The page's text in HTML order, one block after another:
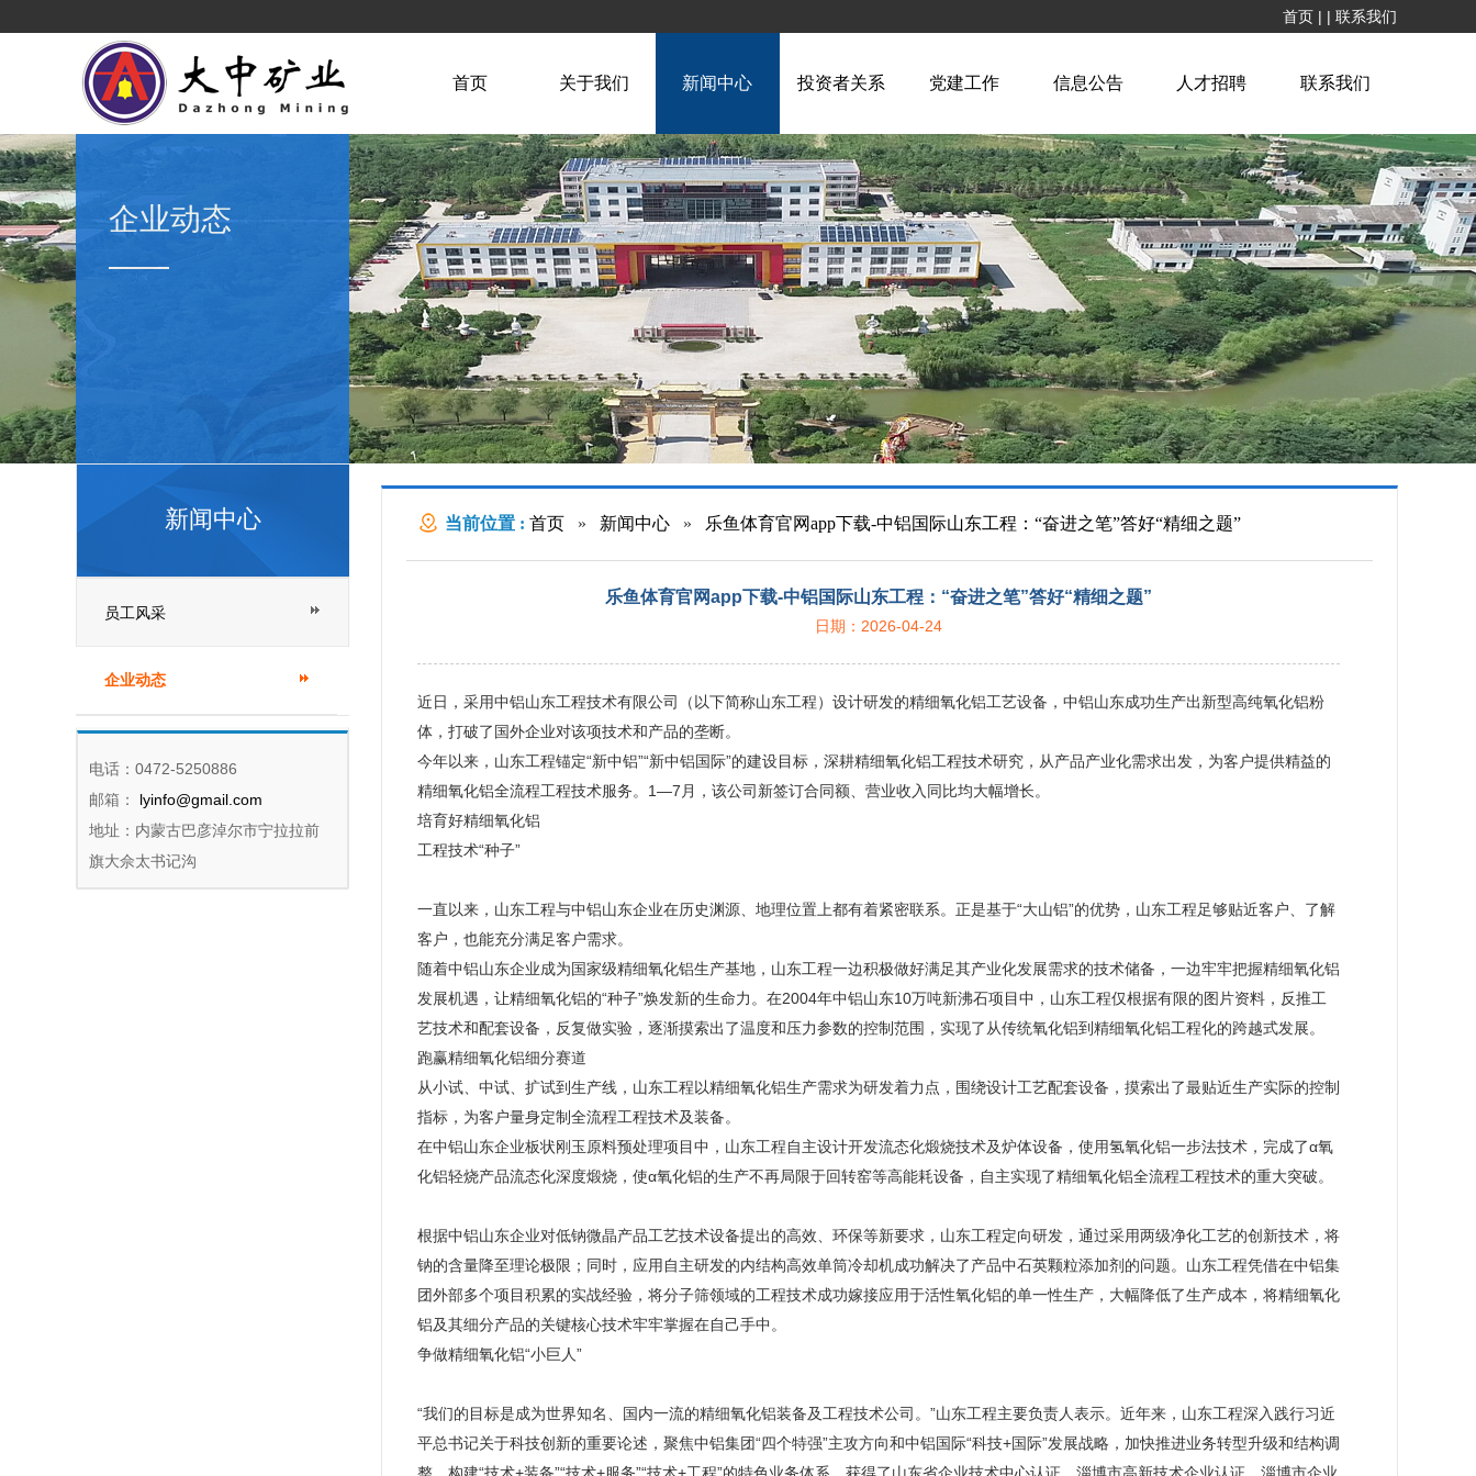
首页 | | 联系我们
首页 关于我们 新闻中心 投资者关系 党建工作 信息公告 人才招聘 联系我们
企业动态
新闻中心
员工风采
企业动态
电话：0472-5250886
邮箱：
lyinfo@gmail.com
地址：内蒙古巴彦淖尔市宁拉拉前
旗大佘太书记沟
当前位置 : 首页» 新闻中心» 乐鱼体育官网app下载-中铝国际山东工程：“奋进之笔”答好“精细之题”
乐鱼体育官网app下载-中铝国际山东工程：“奋进之笔”答好“精细之题”
日期：2026-04-24
近日，采用中铝山东工程技术有限公司（以下简称山东工程）设计研发的精细氧化铝工艺设备，中铝山东成功生产出新型高纯氧化铝粉
体，打破了国外企业对该项技术和产品的垄断。
今年以来，山东工程锚定“新中铝”“新中铝国际”的建设目标，深耕精细氧化铝工程技术研究，从产品产业化需求出发，为客户提供精益的
精细氧化铝全流程工程技术服务。1—7月，该公司新签订合同额、营业收入同比均大幅增长。
培育好精细氧化铝
工程技术“种子”
一直以来，山东工程与中铝山东企业在历史渊源、地理位置上都有着紧密联系。正是基于“大山铝”的优势，山东工程足够贴近客户、了解
客户，也能充分满足客户需求。
随着中铝山东企业成为国家级精细氧化铝生产基地，山东工程一边积极做好满足其产业化发展需求的技术储备，一边牢牢把握精细氧化铝
发展机遇，让精细氧化铝的“种子”焕发新的生命力。在2004年中铝山东10万吨新沸石项目中，山东工程仅根据有限的图片资料，反推工
艺技术和配套设备，反复做实验，逐渐摸索出了温度和压力参数的控制范围，实现了从传统氧化铝到精细氧化铝工程化的跨越式发展。
跑赢精细氧化铝细分赛道
从小试、中试、扩试到生产线，山东工程以精细氧化铝生产需求为研发着力点，围绕设计工艺配套设备，摸索出了最贴近生产实际的控制
指标，为客户量身定制全流程工程技术及装备。
在中铝山东企业板状刚玉原料预处理项目中，山东工程自主设计开发流态化煅烧技术及炉体设备，使用氢氧化铝一步法技术，完成了α氧
化铝轻烧产品流态化深度煅烧，使α氧化铝的生产不再局限于回转窑等高能耗设备，自主实现了精细氧化铝全流程工程技术的重大突破。
根据中铝山东企业对低钠微晶产品工艺技术设备提出的高效、环保等新要求，山东工程定向研发，通过采用两级净化工艺的创新技术，将
钠的含量降至理论极限；同时，应用自主研发的内结构高效单筒冷却机成功解决了产品中石英颗粒添加剂的问题。山东工程凭借在中铝集
团外部多个项目积累的实战经验，将分子筛领域的工程技术成功嫁接应用于活性氧化铝的单一性生产，大幅降低了生产成本，将精细氧化
铝及其细分产品的关键核心技术牢牢掌握在自己手中。
争做精细氧化铝“小巨人”
“我们的目标是成为世界知名、国内一流的精细氧化铝装备及工程技术公司。”山东工程主要负责人表示。近年来，山东工程深入践行习近
平总书记关于科技创新的重要论述，聚焦中铝集团“四个特强”主攻方向和中铝国际“科技+国际”发展战略，加快推进业务转型升级和结构调